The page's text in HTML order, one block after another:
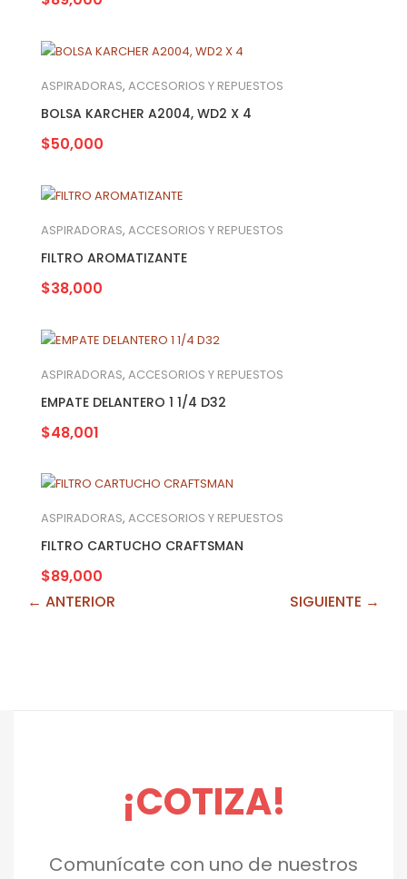
ASPIRADORAS, ACCESORIOS Y REPUESTOS
BOLSA KARCHER A2004, WD2 X 4
$50,000
ASPIRADORAS, ACCESORIOS Y REPUESTOS
FILTRO AROMATIZANTE
$38,000
ASPIRADORAS, ACCESORIOS Y REPUESTOS
EMPATE DELANTERO 1 1/4 D32
$48,001
ASPIRADORAS, ACCESORIOS Y REPUESTOS
FILTRO CARTUCHO CRAFTSMAN
$89,000
← ANTERIOR
SIGUIENTE →
¡COTIZA!
Comunícate con uno de nuestros